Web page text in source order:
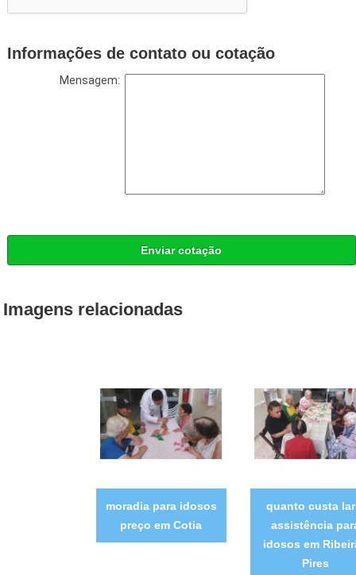
Informações de contato ou cotação
Mensagem:
Enviar cotação
Imagens relacionadas
moradia para idosos
preço em Cotia
quanto custa
assistência
idosos em
Pires